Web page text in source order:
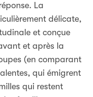
La
délicate,
et conçue
et après la
(en comparant
qui émigrent
qui restent